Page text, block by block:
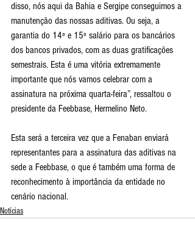
disso, nós aqui da Bahia e Sergipe conseguimos a
manutenção das nossas aditivas. Ou seja, a
garantia do 14º e 15º salário para os bancários
dos bancos privados, com as duas gratificações
semestrais. Esta é uma vitória extremamente
importante que nós vamos celebrar com a
assinatura na próxima quarta-feira”, ressaltou o
presidente da Feebbase, Hermelino Neto.
Esta será a terceira vez que a Fenaban enviará
representantes para a assinatura das aditivas na
sede a Feebbase, o que é também uma forma de
reconhecimento à importância da entidade no
cenário nacional.
Notícias